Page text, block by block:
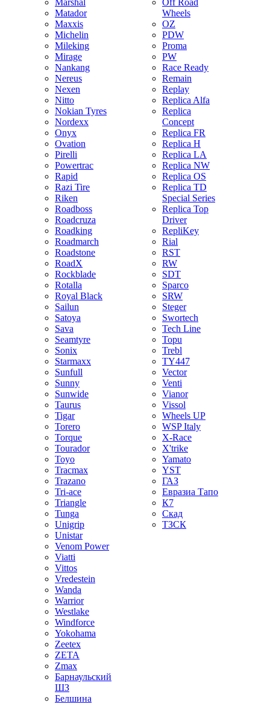
Marshal
Matador
Maxxis
Michelin
Mileking
Mirage
Nankang
Nereus
Nexen
Nitto
Nokian Tyres
Nordexx
Onyx
Ovation
Pirelli
Powertrac
Rapid
Razi Tire
Riken
Roadboss
Roadcruza
Roadking
Roadmarch
Roadstone
RoadX
Rockblade
Rotalla
Royal Black
Sailun
Satoya
Sava
Seamtyre
Sonix
Starmaxx
Sunfull
Sunny
Sunwide
Taurus
Tigar
Torero
Torque
Tourador
Toyo
Tracmax
Trazano
Tri-ace
Triangle
Tunga
Unigrip
Unistar
Venom Power
Viatti
Vittos
Vredestein
Wanda
Warrior
Westlake
Windforce
Yokohama
Zeetex
ZETA
Zmax
Барнаульский
ШЗ
Белшина
Off Road
Wheels
OZ
PDW
Proma
PW
Race Ready
Remain
Replay
Replica Alfa
Replica
Concept
Replica FR
Replica H
Replica LA
Replica NW
Replica OS
Replica TD
Special Series
Replica Top
Driver
RepliKey
Rial
RST
RW
SDT
Sparco
SRW
Steger
Swortech
Tech Line
Topu
Trebl
TY447
Vector
Venti
Vianor
Vissol
Wheels UP
WSP Italy
X-Race
X'trike
Yamato
YST
ГАЗ
Евразиа Тапо
К7
Скад
ТЗСК